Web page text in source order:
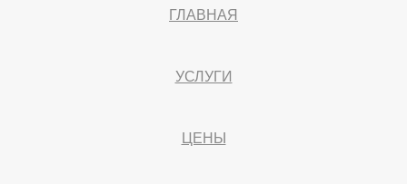
ГЛАВНАЯ
УСЛУГИ
ЦЕНЫ